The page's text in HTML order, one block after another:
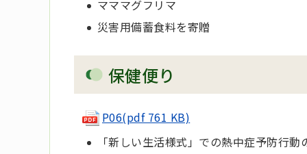
マママグフリマ
災害用備蓄食料を寄贈
保健便り
P06(pdf 761 KB)
「新しい生活様式」での熱中症予防行動